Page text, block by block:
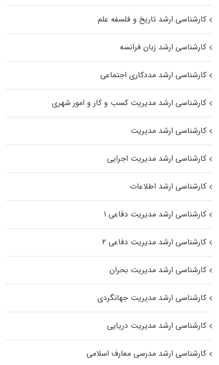
کارشناسی ارشد تاریخ و فلسفه علم
کارشناسی ارشد زبان فرانسه
کارشناسی ارشد مددکاری اجتماعی
کارشناسی ارشد مدیریت کسب و کار و امور شهری
کارشناسی ارشد مدیریت
کارشناسی ارشد مدیریت اجرایی
کارشناسی ارشد اطلاعات
کارشناسی ارشد مدیریت دفاعی ۱
کارشناسی ارشد مدیریت دفاعی ۲
کارشناسی ارشد مدیریت بحران
کارشناسی ارشد مدیریت جهانگردی
کارشناسی ارشد مدیریت دریایی
کارشناسی ارشد مدرسی معارف اسلامی